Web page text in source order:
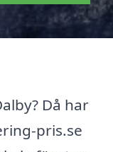
Då har
pris.se